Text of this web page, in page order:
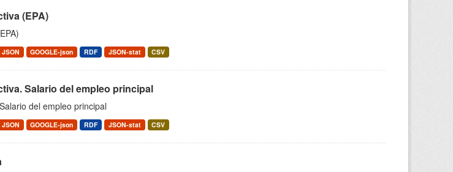
(EPA)
JSON GOOGLE-json RDF JSON-stat CSV
Salario del empleo principal
del empleo principal
JSON GOOGLE-json RDF JSON-stat CSV